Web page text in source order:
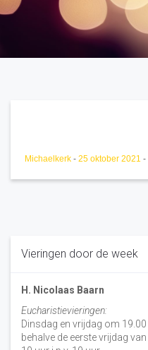
Michaelkerk - 25 oktober 2021 -
Vieringen door de week
H. Nicolaas Baarn
Eucharistievieringen:
Dinsdag en vrijdag om 19.00
behalve de eerste vrijdag